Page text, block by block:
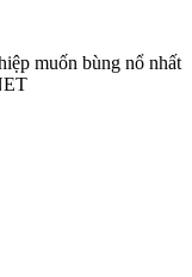
muốn bùng nổ nhất